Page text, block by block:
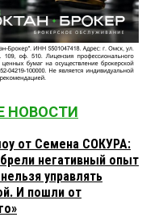
НОВОСТИ
от Семена СОКУРА:
негативный опыт
управлять
И пошли от